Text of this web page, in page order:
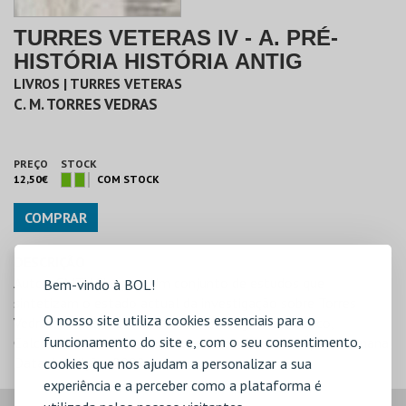
Bem-vindo à BOL!
O nosso site utiliza cookies essenciais para o
funcionamento do site e, com o seu consentimento,
cookies que nos ajudam a personalizar a sua
experiência e a perceber como a plataforma é
TURRES VETERAS IV - A. PRÉ-
HISTÓRIA HISTÓRIA ANTIG
LIVROS | TURRES VETERAS
C. M. TORRES VEDRAS
PREÇO
12,50€
STOCK
COM STOCK
COMPRAR
Autor: CMTV Sinopse: Um conjunto de estudos que
sintetizam o estado actual da investigação sobre Torres
Vedras, na Pré-História e História Antiga: Paleolítico,
Calcolítico, as Idades do Bronze e do Ferro e a Época romana.
Data de edição: 2002